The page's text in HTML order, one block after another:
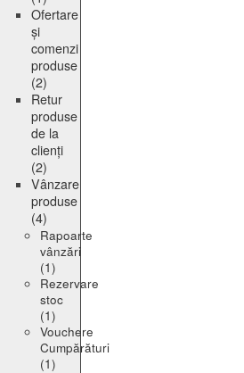
Ofertare
și
comenzi
produse
(2)
Retur
produse
de la
clienți
(2)
Vânzare
produse
(4)
Rapoarte
vânzări
(1)
Rezervare
stoc
(1)
Vouchere
Cumpărături
(1)